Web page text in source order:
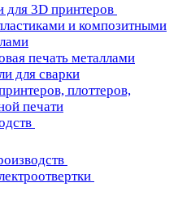
для 3D принтеров
и композитными
печать металлами
для сварки
плоттеров,
печати